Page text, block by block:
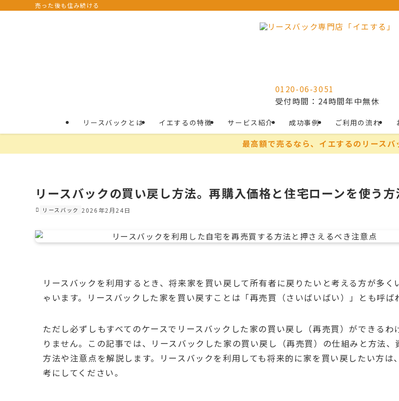
売った後も住み続ける
リースバックとは イエするの特徴 サービス紹介 成功事例 ご利用の流れ
0120-06-3051
受付時間：24時間年中無休
最高額で売るなら、イエするのリースバ
リースバックの買い戻し方法。再購入価格と住宅ローンを使う
リースバック 2026年2月24日
リースバックを利用するとき、将来家を買い戻して所有者に戻りたいと考える方が多く
ゃいます。リースバックした家を買い戻すことは「再売買（さいばいばい）」とも呼ば
ただし必ずしもすべてのケースでリースバックした家の買い戻し（再売買）ができるわ
りません。この記事では、リースバックした家の買い戻し（再売買）の仕組みと方法、
方法や注意点を解説します。リースバックを利用しても将来的に家を買い戻したい方は
考にしてください。